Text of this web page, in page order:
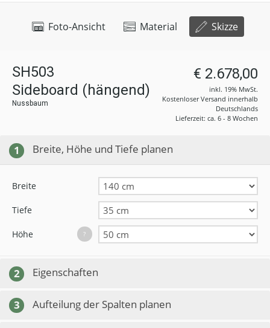
Foto-Ansicht Material Skizze
SH503
Sideboard (hängend)
Nussbaum
€ 2.678,00
inkl. 19% MwSt.
Kostenloser Versand innerhalb
Deutschlands
Lieferzeit: ca. 6 - 8 Wochen
1 Breite, Höhe und Tiefe planen
Breite
Tiefe
Höhe ?
2 Eigenschaften
3 Aufteilung der Spalten planen